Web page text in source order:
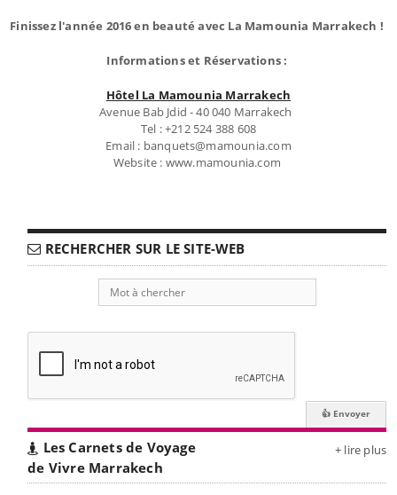
Finissez l'année 2016 en beauté avec La Mamounia Marrakech !
Informations et Réservations :
Hôtel La Mamounia Marrakech
Avenue Bab Jdid - 40 040 Marrakech
Tel : +212 524 388 608
Email : banquets@mamounia.com
Website : www.mamounia.com
RECHERCHER SUR LE SITE-WEB
Les Carnets de Voyage
de Vivre Marrakech
+ lire plus